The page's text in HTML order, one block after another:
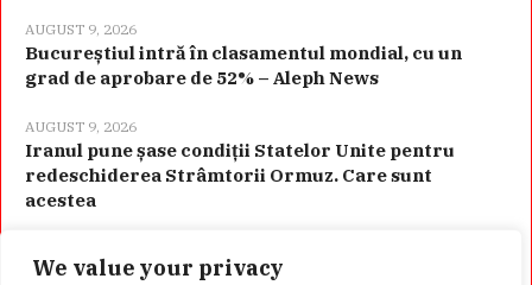
We value your privacy
AUGUST 9, 2026
Bucureștiul intră în clasamentul mondial, cu un
grad de aprobare de 52% – Aleph News
AUGUST 9, 2026
Iranul pune șase condiții Statelor Unite pentru
redeschiderea Strâmtorii Ormuz. Care sunt
acestea
Categorii